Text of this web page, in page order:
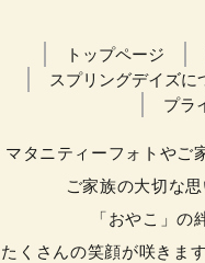
トップページ
スプリングデイズに
プラ
マタニティーフォトやご
ご家族の大切な
「おやこ」の
たくさんの笑顔が咲きま